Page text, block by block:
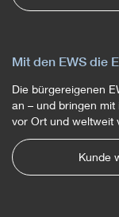
Mit den EWS die
Die bürgereigenen
an – und bringen
vor Ort und weltweit
Kunde